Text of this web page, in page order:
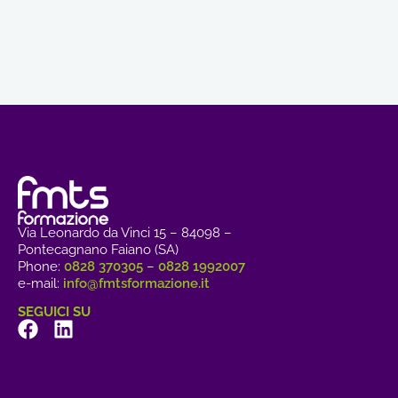
Via Leonardo da Vinci 15 – 84098 –
Pontecagnano Faiano (SA)
Phone: 0828 370305 – 0828 1992007
e-mail: info@fmtsformazione.it
SEGUICI SU